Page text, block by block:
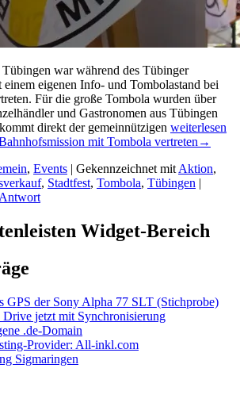
war während des Tübinger
einem eigenen Info- und Tombolastand bei
Für die große Tombola wurden über
und Gastronomen aus Tübingen
direkt der gemeinnützigen weiterlesen
mit Tombola vertreten →
, Events | Gekennzeichnet mit Aktion,
, Stadtfest, Tombola, Tübingen |
Widget-Bereich
GPS der Sony Alpha 77 SLT (Stichprobe)
jetzt mit Synchronisierung
.de-Domain
Provider: All-inkl.com
Sigmaringen